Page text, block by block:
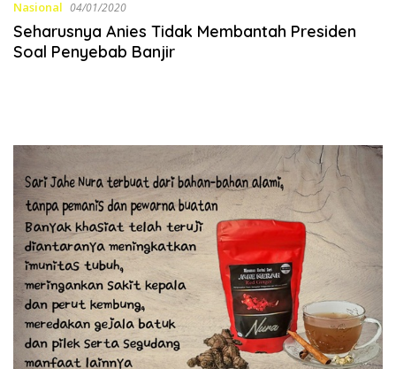
Nasional 04/01/2020
Seharusnya Anies Tidak Membantah Presiden
Soal Penyebab Banjir